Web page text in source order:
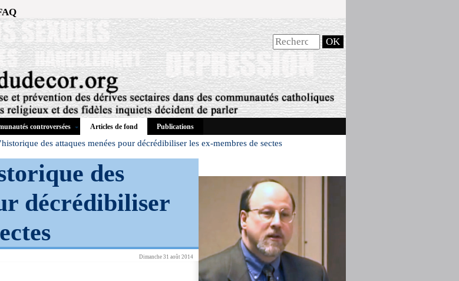
controversées Articles de fond Publications
des attaques menées pour décrédibiliser les ex-membres de sectes
des
décrédibiliser
Dimanche 31 août 2014